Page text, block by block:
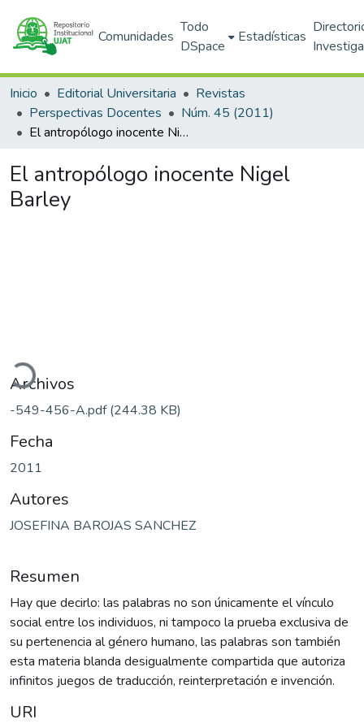
Comunidades
Todo
DSpace
Estadísticas
Inicio Editorial Universitaria
Revistas
Perspectivas Docentes
Núm. 45 (2011)
El antropólogo inocente Nigel Barley
El antropólogo inocente Nigel
Barley
Archivos
-549-456-A.pdf(244.38 KB)
Fecha
2011
Autores
JOSEFINA BAROJAS SANCHEZ
Resumen
Hay que decirlo: las palabras no son únicamente el vínculo
social entre los individuos, ni tampoco la prueba exclusiva de
su pertenencia al género humano, las palabras son también
esta materia blanda desigualmente compartida que autoriza
infinitos juegos de traducción, reinterpretación e invención.
URI